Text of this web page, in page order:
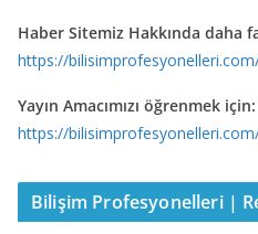
Haber Sitemiz Hakkında daha
https://
Yayın Amacımızı öğrenmek için:
https://
Bilişim Profesyonelleri |